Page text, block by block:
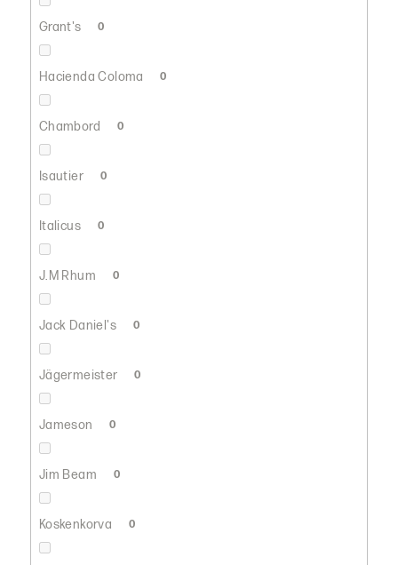
Grant's 0
Hacienda Coloma 0
Chambord 0
Isautier 0
Italicus 0
J.M Rhum 0
Jack Daniel's 0
Jägermeister 0
Jameson 0
Jim Beam 0
Koskenkorva 0